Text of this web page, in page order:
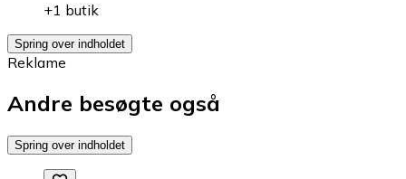
+1 butik
Spring over indholdet
Reklame
Andre besøgte også
Spring over indholdet